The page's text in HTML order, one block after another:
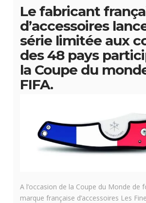
Le fabricant
d’accessoires
série limitée aux
des 48 pays
la Coupe du
FIFA.
A l’occasion de la Coupe du Monde de
marque française d’accessoires Les